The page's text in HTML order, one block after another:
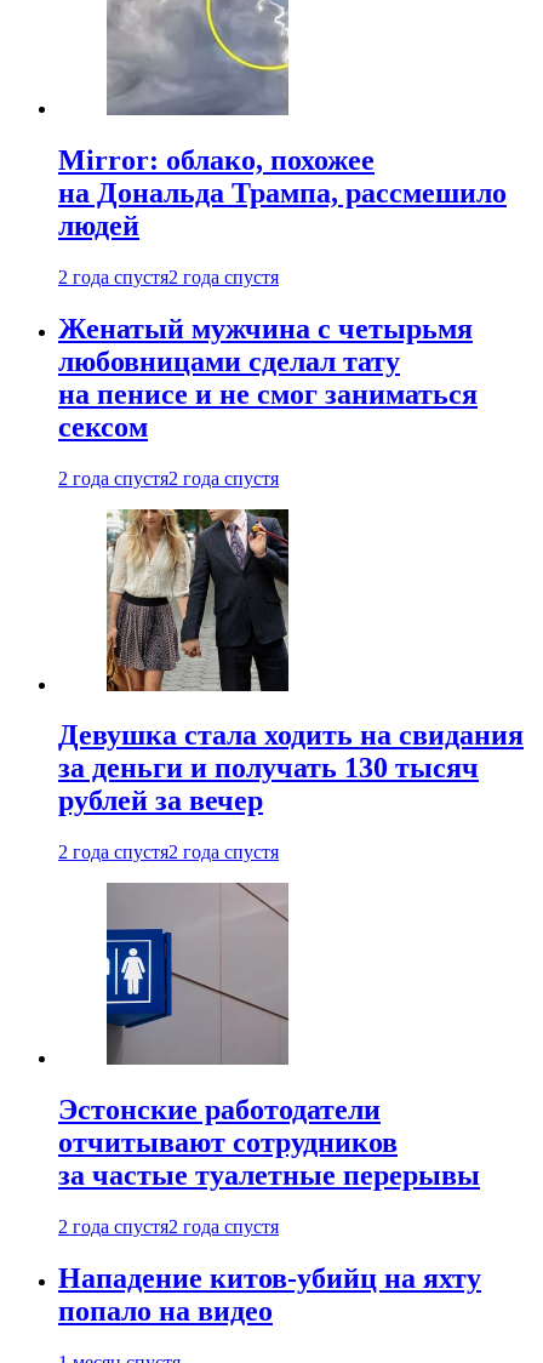
Mirror: облако, похожее
на Дональда Трампа, рассмешило
людей
2 года спустя2 года спустя
Женатый мужчина с четырьмя
любовницами сделал тату
на пенисе и не смог заниматься
сексом
2 года спустя2 года спустя
Девушка стала ходить на свидания
за деньги и получать 130 тысяч
рублей за вечер
2 года спустя2 года спустя
Эстонские работодатели
отчитывают сотрудников
за частые туалетные перерывы
2 года спустя2 года спустя
Нападение китов-убийц на яхту
попало на видео